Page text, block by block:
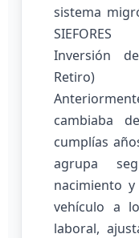
sistema
Inversión
Retiro)
cambiaba
cumplías
agrupa
nacimiento
vehículo a
laboral,